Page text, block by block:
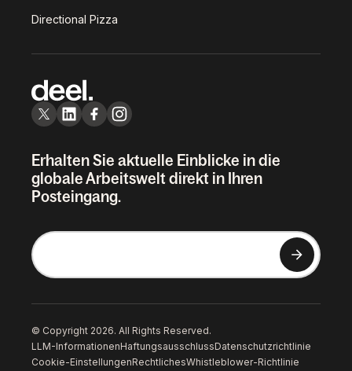
Directional Pizza
Erhalten Sie aktuelle Einblicke in die
globale Arbeitswelt direkt in Ihren
Posteingang.
© Copyright 2026. All Rights Reserved.
LLM-InformationenHaftungsausschlussDatenschutzrichtlinie
Cookie-EinstellungenRechtlichesWhistleblower-Richtlinie